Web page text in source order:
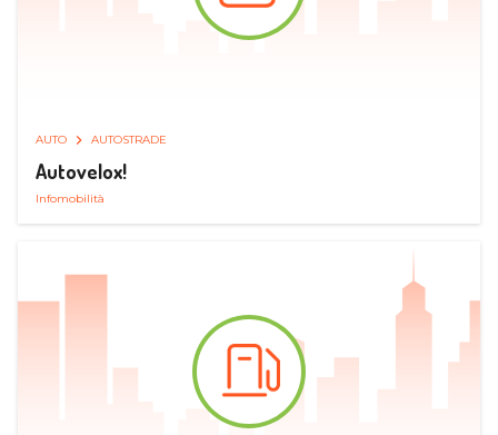
AUTO AUTOSTRADE
Autovelox!
Infomobilità